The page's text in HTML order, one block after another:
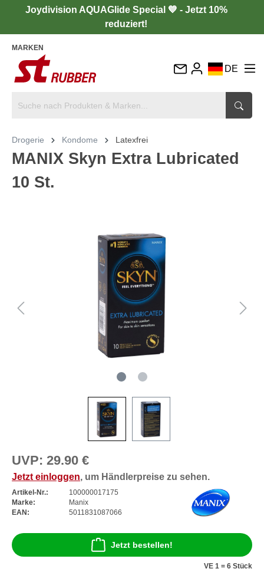
Joydivision AQUAGlide Special 💙 - Jetzt 10%
reduziert!
MARKEN
DE
IT
Drogerie Kondome Latexfrei
MANIX Skyn Extra Lubricated
10 St.
UVP: 29.90 €
Jetzt einloggen, um Händlerpreise zu sehen.
Artikel-Nr.:
100000017175
Marke:
Manix
EAN:
5011831087066
Jetzt bestellen!
VE 1 = 6 Stück